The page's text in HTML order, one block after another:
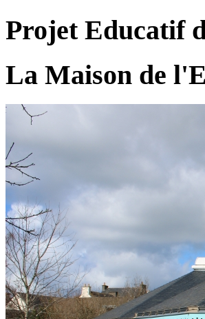
Projet Educatif
La Maison de